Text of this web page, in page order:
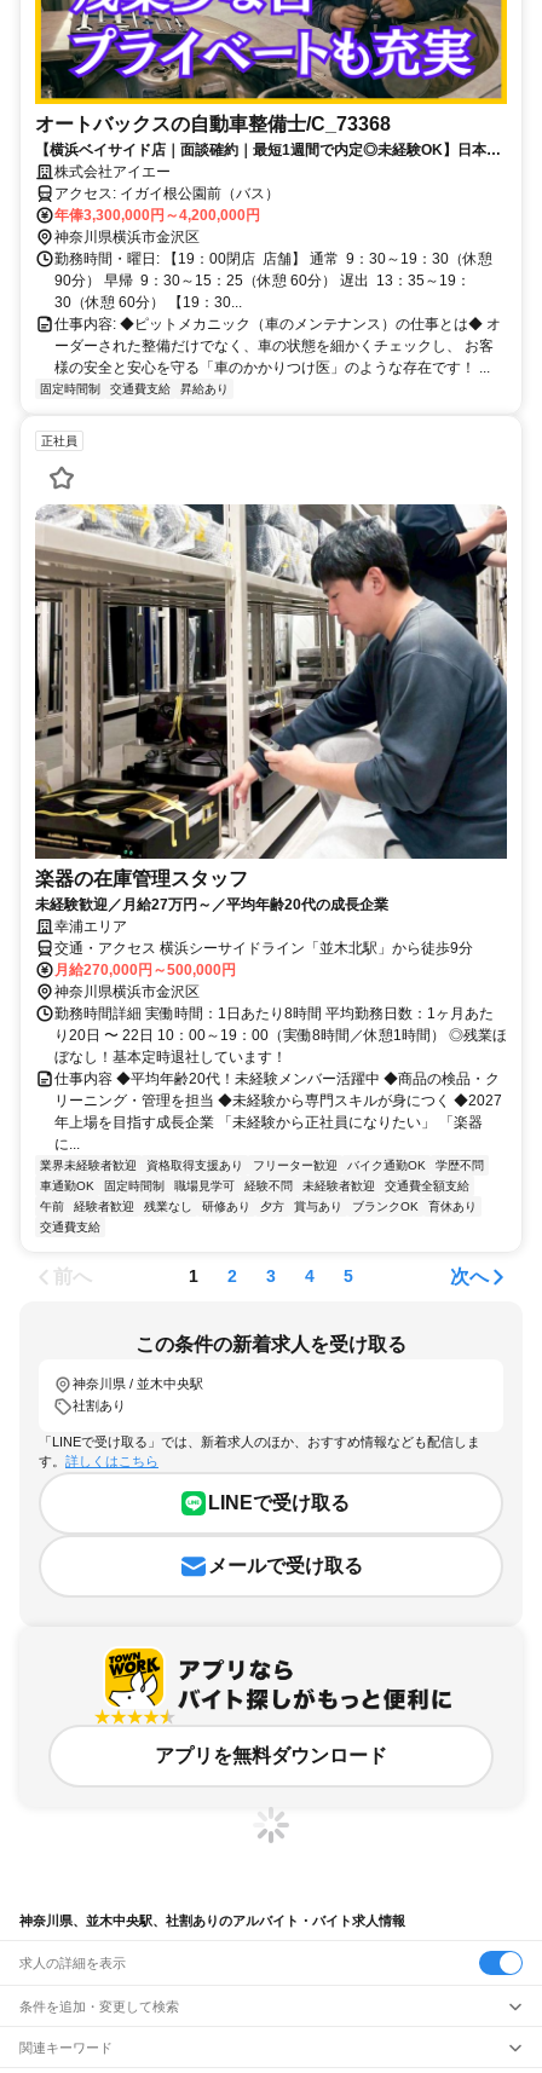
オートバックスの自動車整備士/C_73368
【横浜ベイサイド店｜面談確約｜最短1週間で内定◎未経験OK】日本最
大カー用品店のピットメカニック業務
株式会社アイエー
アクセス: イガイ根公園前（バス）
年俸3,300,000円～4,200,000円
神奈川県横浜市金沢区
勤務時間・曜日: 【19：00閉店 店舗】 通常 9：30～19：30（休憩
90分） 早帰 9：30～15：25（休憩 60分） 遅出 13：35～19：
30（休憩 60分） 【19：30...
仕事内容: ◆ピットメカニック（車のメンテナンス）の仕事とは◆ オ
ーダーされた整備だけでなく、車の状態を細かくチェックし、 お客
様の安全と安心を守る「車のかかりつけ医」のような存在です！ ...
固定時間制 交通費支給 昇給あり
正社員
楽器の在庫管理スタッフ
未経験歓迎／月給27万円～／平均年齢20代の成長企業
幸浦エリア
交通・アクセス 横浜シーサイドライン「並木北駅」から徒歩9分
月給270,000円～500,000円
神奈川県横浜市金沢区
勤務時間詳細 実働時間：1日あたり8時間 平均勤務日数：1ヶ月あた
り20日 〜 22日 10：00～19：00（実働8時間／休憩1時間） ◎残業ほ
ぼなし！基本定時退社しています！
仕事内容 ◆平均年齢20代！未経験メンバー活躍中 ◆商品の検品・ク
リーニング・管理を担当 ◆未経験から専門スキルが身につく ◆2027
年上場を目指す成長企業 「未経験から正社員になりたい」 「楽器
に...
業界未経験者歓迎 資格取得支援あり フリーター歓迎 バイク通勤OK
学歴不問
車通勤OK
固定時間制 職場見学可 経験不問 未経験者歓迎
交通費全額支給
午前
経験者歓迎 残業なし 研修あり 夕方 賞与あり ブランクOK
育休あり
交通費支給
前へ 1 2 3 4 5 次へ
この条件の新着求人を受け取る
神奈川県 / 並木中央駅
社割あり
「LINEで受け取る」では、新着求人のほか、おすすめ情報なども配信しま
す。 詳しくはこちら
LINEで受け取る
メールで受け取る
アプリを無料ダウンロード
神奈川県、並木中央駅、社割ありのアルバイト・バイト求人情報
求人の詳細を表示
条件を追加・変更して検索
市区町村を追加・変更
関連キーワード